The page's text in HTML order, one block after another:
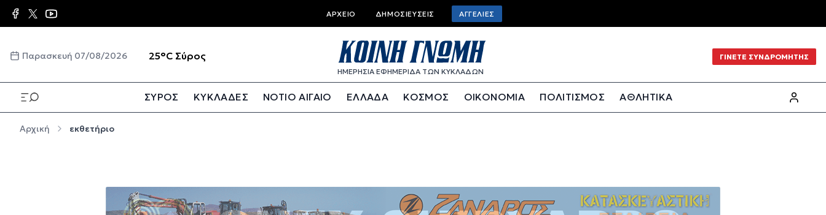
Παράκαμψη προς το κυρίως περιεχόμενο Top bar menu
ΑΡΧΕΊΟ ΔΗΜΟΣΙΕΎΣΕΙΣ ΑΓΓΕΛΊΕΣ
Παρασκευή 07/08/2026 25°C Σύρος
ΗΜΕΡΗΣΙΑ ΕΦΗΜΕΡΙΔΑ ΤΩΝ ΚΥΚΛΑΔΩΝ
ΓΙΝΕΤΕ ΣΥΝΔΡΟΜΗΤΗΣ
ΣΥΡΟΣ ΚΥΚΛΑΔΕΣ ΝΟΤΙΟ ΑΙΓΑΙΟ ΕΛΛΑΔΑ ΚΟΣΜΟΣ ΟΙΚΟΝΟΜΙΑ ΠΟΛΙΤΙΣΜΟΣ
ΑΘΛΗΤΙΚΑ
Αρχική εκθετήριο